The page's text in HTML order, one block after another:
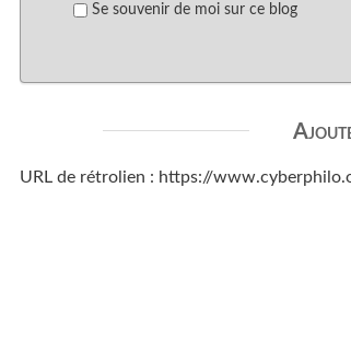
Se souvenir de moi sur ce blog
URL de rétrolien : https://